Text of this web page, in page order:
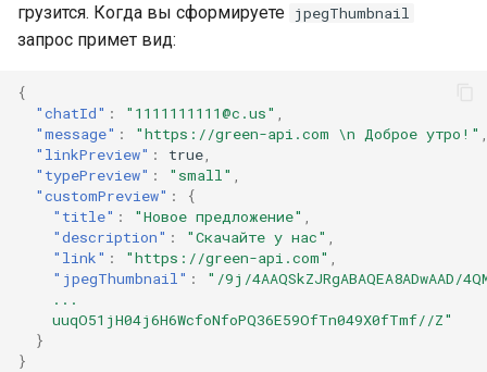
грузится. Когда вы сформируете jpegThumbnail
запрос примет вид:
{
"chatId" : "1111111111@c.us"
"message" : "https://green-api.com \n Доброе утро!"
"linkPreview" : true
"typePreview" : "small"
"customPreview" :
{
"title" : "Новое предложение"
"description" : "Скачайте у нас"
"link" : "https://green-api.com"
"jpegThumbnail" :
"/9j/4AAQSkZJRgABAQEA8ADwAAD/
    ...
    uuqO51jH04j6H6WcfoNfoPQ36E59OfTn049X0fTmf//Z"
}
}